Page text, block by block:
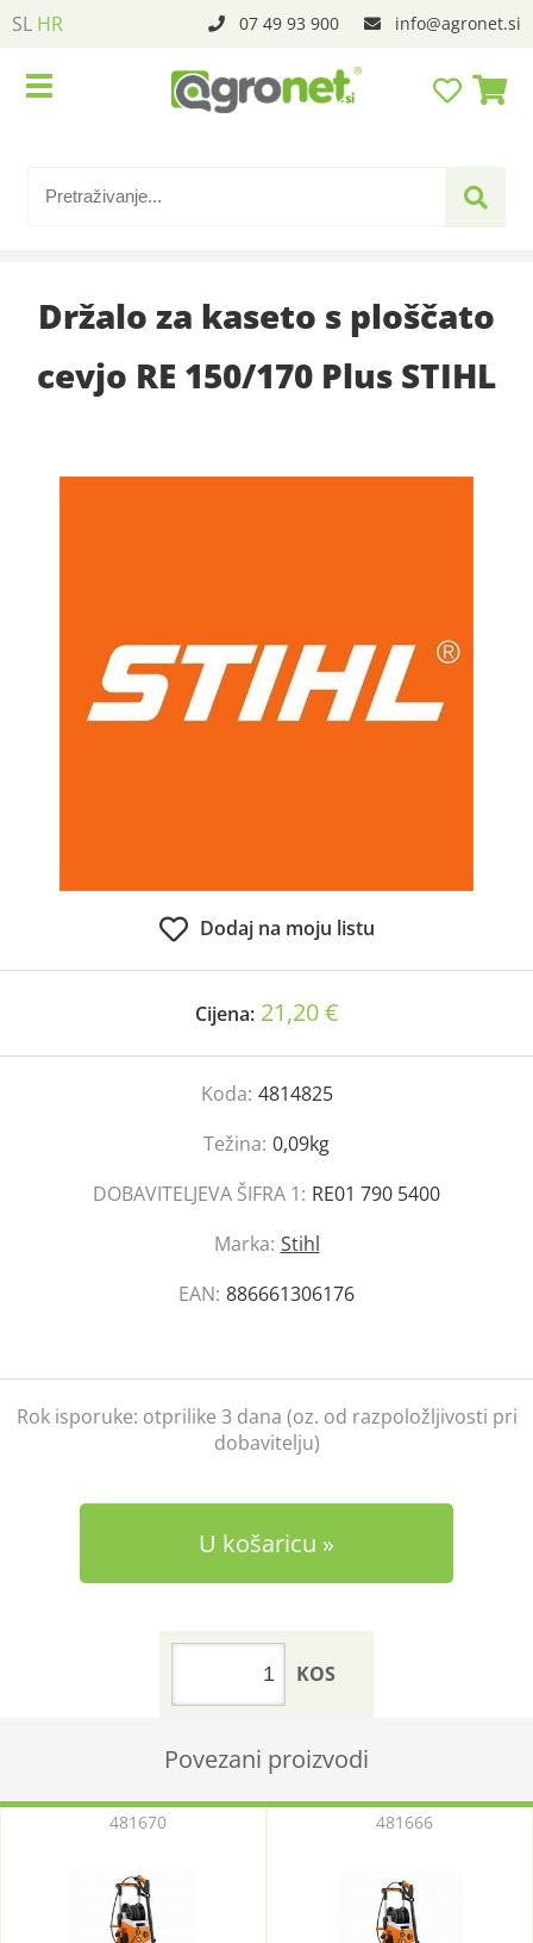
SL HR 07 49 93 900 info agronet.si
Držalo za kaseto s ploščato
cevjo RE 150/170 Plus STIHL
Dodaj na moju listu
Cijena: 21,20 €
Koda: 4814825
Težina: 0,09kg
DOBAVITELJEVA ŠIFRA 1: RE01 790 5400
Marka: Stihl
EAN: 886661306176
Rok isporuke: otprilike 3 dana (oz. od razpoložljivosti pri
dobavitelju)
U košaricu
KOS
Povezani proizvodi
481670 481666